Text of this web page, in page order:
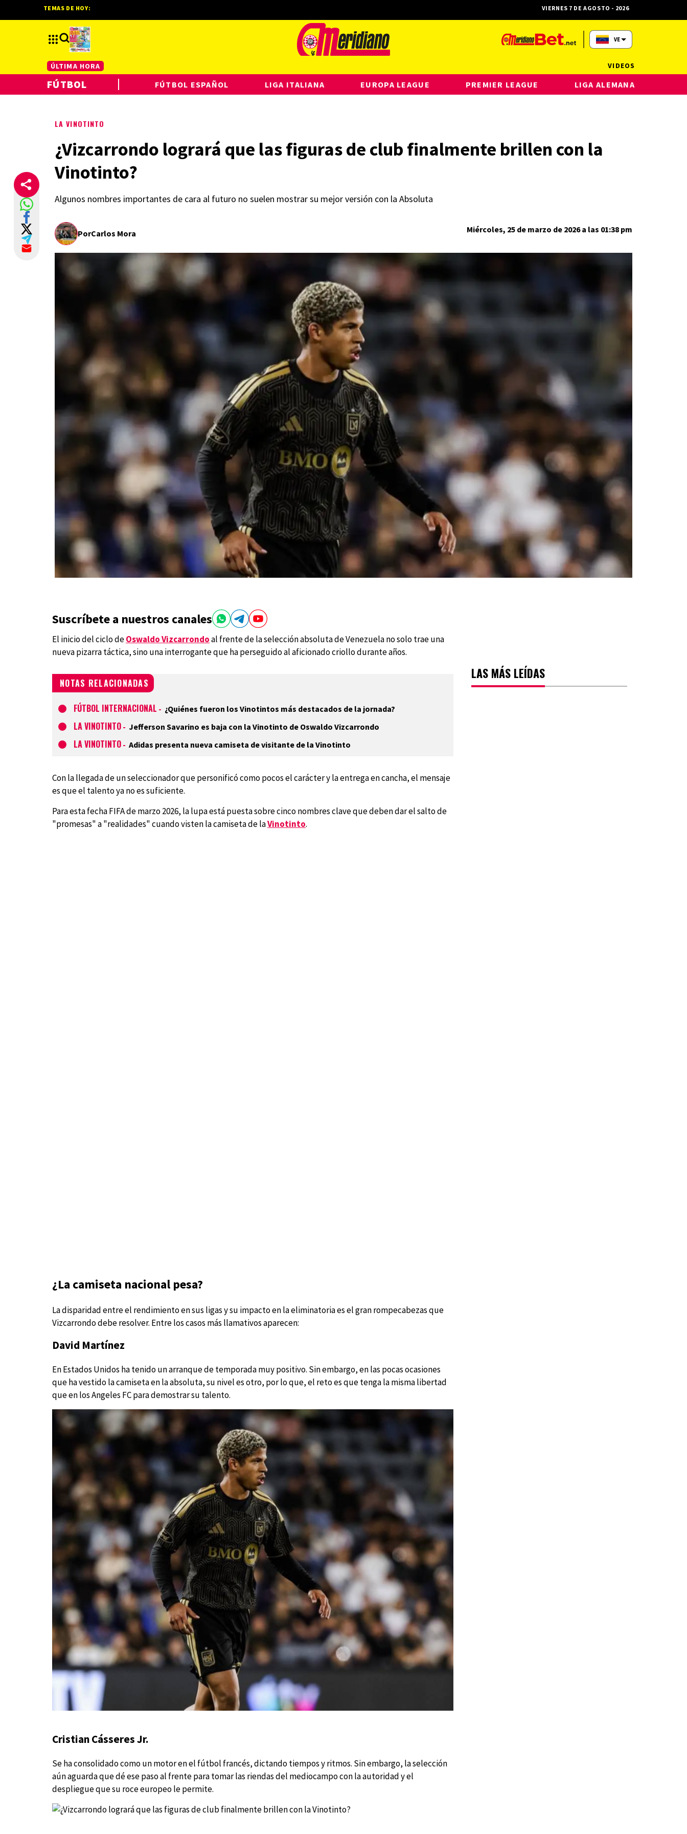
LA VINOTINTO
¿Vizcarrondo logrará que las figuras de club finalmente brillen con la
Vinotinto?
Algunos nombres importantes de cara al futuro no suelen mostrar su mejor versión con la Absoluta
PorCarlos Mora Miércoles, 25 de marzo de 2026 a las 01:38 pm
Suscríbete a nuestros canales
El inicio del ciclo deOswaldo Vizcarrondoal frente de la selección absoluta de Venezuela no solo trae una
nueva pizarra táctica, sino una interrogante que ha perseguido al aficionado criollo durante años.
NOTAS RELACIONADAS
FÚTBOL INTERNACIONAL - ¿Quiénes fueron los Vinotintos más destacados de la jornada?
LA VINOTINTO - Jefferson Savarino es baja con la Vinotinto de Oswaldo Vizcarrondo
LA VINOTINTO - Adidas presenta nueva camiseta de visitante de la Vinotinto
Con la llegada de un seleccionador que personificó como pocos el carácter y la entrega en cancha, el mensaje
es que el talento ya no es suficiente.
Para esta fecha FIFA de marzo 2026, la lupa está puesta sobre cinco nombres clave que deben dar el salto de
"promesas" a "realidades" cuando visten la camiseta de laVinotinto.
¿La camiseta nacional pesa?
La disparidad entre el rendimiento en sus ligas y su impacto en la eliminatoria es el gran rompecabezas que
Vizcarrondo debe resolver. Entre los casos más llamativos aparecen:
David Martínez
En Estados Unidos ha tenido un arranque de temporada muy positivo. Sin embargo, en las pocas ocasiones
que ha vestido la camiseta en la absoluta, su nivel es otro, por lo que, el reto es que tenga la misma libertad
que en los Angeles FC para demostrar su talento.
Cristian Cásseres Jr.
Se ha consolidado como un motor en el fútbol francés, dictando tiempos y ritmos. Sin embargo, la selección
aún aguarda que dé ese paso al frente para tomar las riendas del mediocampo con la autoridad y el
despliegue que su roce europeo le permite.
LAS MÁS LEÍDAS
TEMAS DE HOY: VIERNES 7 DE AGOSTO - 2026
VE
ÚLTIMA HORA
FÚTBOL FÚTBOL ESPAÑOL LIGA ITALIANA EUROPA LEAGUE PREMIER LEAGUE LIGA ALEMANA
VIDEOS